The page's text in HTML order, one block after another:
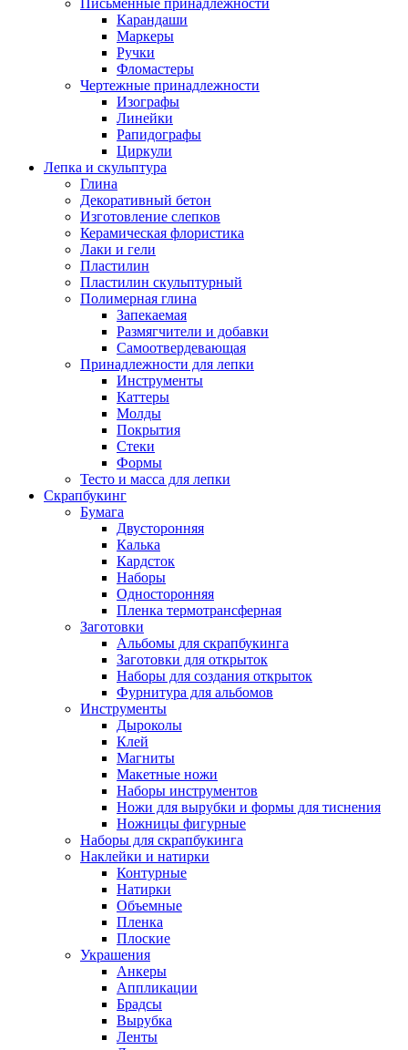
Письменные принадлежности
Карандаши
Маркеры
Ручки
Фломастеры
Чертежные принадлежности
Изографы
Линейки
Рапидографы
Циркули
Лепка и скульптура
Глина
Декоративный бетон
Изготовление слепков
Керамическая флористика
Лаки и гели
Пластилин
Пластилин скульптурный
Полимерная глина
Запекаемая
Размягчители и добавки
Самоотвердевающая
Принадлежности для лепки
Инструменты
Каттеры
Молды
Покрытия
Стеки
Формы
Тесто и масса для лепки
Скрапбукинг
Бумага
Двусторонняя
Калька
Кардсток
Наборы
Односторонняя
Пленка термотрансферная
Заготовки
Альбомы для скрапбукинга
Заготовки для открыток
Наборы для создания открыток
Фурнитура для альбомов
Инструменты
Дыроколы
Клей
Магниты
Макетные ножи
Наборы инструментов
Ножи для вырубки и формы для тиснения
Ножницы фигурные
Наборы для скрапбукинга
Наклейки и натирки
Контурные
Натирки
Объемные
Пленка
Плоские
Украшения
Анкеры
Аппликации
Брадсы
Вырубка
Ленты